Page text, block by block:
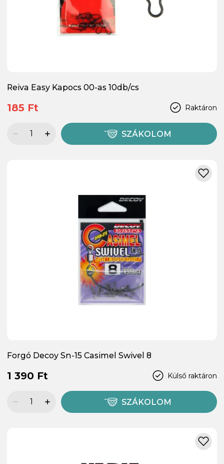
Reiva Easy Kapocs 00-as 10db/cs
Raktáron
185 Ft
SZÁKOLOM
Forgó Decoy Sn-15 Casimel Swivel 8
Külső raktáron
1 390 Ft
SZÁKOLOM